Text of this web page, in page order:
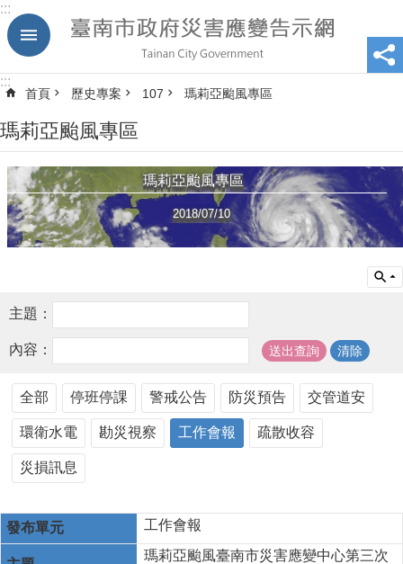
跳到主要內容區塊
:::
:::
首頁 歷史專案 107 瑪莉亞颱風專區
瑪莉亞颱風專區
瑪莉亞颱風專區
2018/07/10
主題：
內容：
全部 停班停課 警戒公告 防災預告 交管道安
環衛水電 勘災視察 工作會報 疏散收容
災損訊息
工作會報
瑪莉亞颱風臺南市災害應變中心第三次